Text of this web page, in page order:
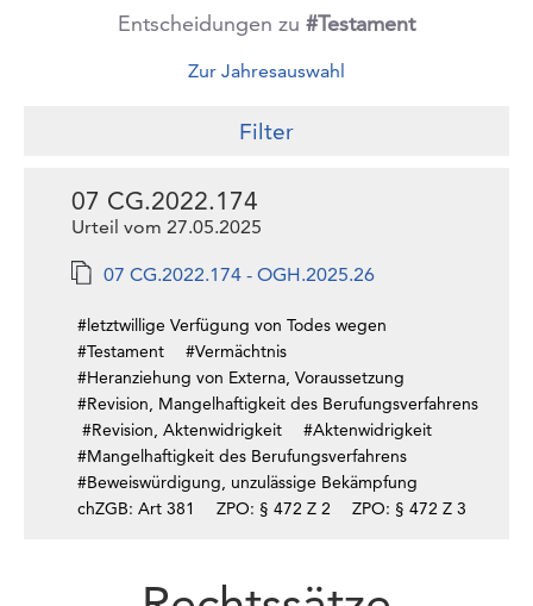
Entscheidungen zu #Testament
Zur Jahresauswahl
Filter
07 CG.2022.174
Urteil vom 27.05.2025
07 CG.2022.174 - OGH.2025.26
#letztwillige Verfügung von Todes wegen
#Testament
#Vermächtnis
#Heranziehung von Externa, Voraussetzung
#Revision, Mangelhaftigkeit des Berufungsverfahrens
#Revision, Aktenwidrigkeit
#Aktenwidrigkeit
#Mangelhaftigkeit des Berufungsverfahrens
#Beweiswürdigung, unzulässige Bekämpfung
chZGB: Art 381
ZPO: § 472 Z 2 ZPO: § 472 Z 3